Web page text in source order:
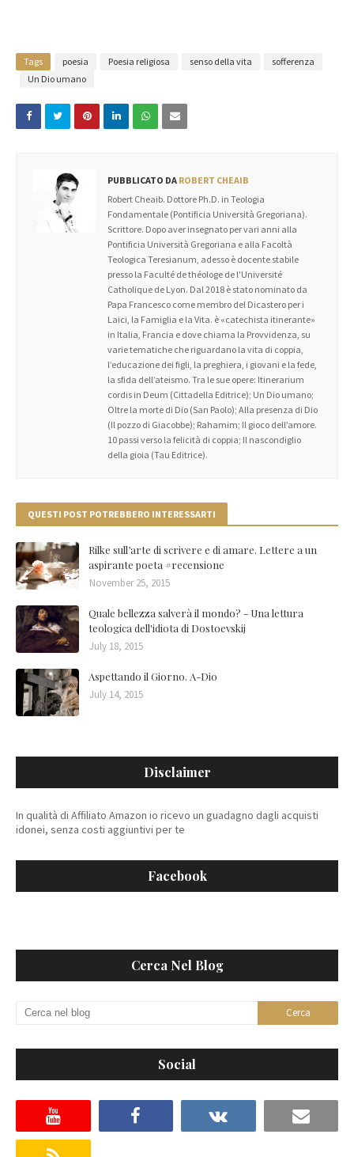
Tags poesia Poesia religiosa senso della vita
sofferenza
Un Dio umano
PUBBLICATO DA ROBERT CHEAIB
Robert Cheaib. Dottore Ph.D. in Teologia
Fondamentale (Pontificia Università Gregoriana).
Scrittore. Dopo aver insegnato per vari anni alla
Pontificia Università Gregoriana e alla Facoltà
Teologica Teresianum, adesso è docente stabile
presso la Faculté de théologe de l'Université
Catholique de Lyon. Dal 2018 è stato nominato da
Papa Francesco come membro del Dicastero per i
Laici, la Famiglia e la Vita. è «catechista itinerante»
in Italia, Francia e dove chiama la Provvidenza, su
varie tematiche che riguardano la vita di coppia,
l’educazione dei figli, la preghiera, i giovani e la fede,
la sfida dell’ateismo. Tra le sue opere: Itinerarium
cordis in Deum (Cittadella Editrice); Un Dio umano;
Oltre la morte di Dio (San Paolo); Alla presenza di Dio
(Il pozzo di Giacobbe); Rahamim; Il gioco dell’amore.
10 passi verso la felicità di coppia; Il nascondiglio
della gioia (Tau Editrice).
QUESTI POST POTREBBERO INTERESSARTI
Rilke sull’arte di scrivere e di amare. Lettere a un
aspirante poeta #recensione
November 25, 2015
Quale bellezza salverà il mondo? - Una lettura
teologica dell'idiota di Dostoevskij
July 18, 2015
Aspettando il Giorno. A-Dio
July 14, 2015
Disclaimer
In qualità di Affiliato Amazon io ricevo un guadagno dagli acquisti
idonei, senza costi aggiuntivi per te
Facebook
Cerca Nel Blog
Social